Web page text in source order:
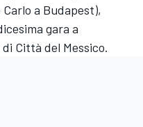
a Budapest),
gara a
Città del Messico.